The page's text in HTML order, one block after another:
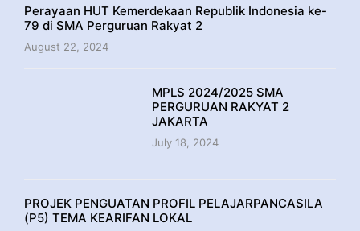
Perayaan HUT Kemerdekaan Republik Indonesia ke-
79 di SMA Perguruan Rakyat 2
August 22, 2024
MPLS 2024/2025 SMA
PERGURUAN RAKYAT 2
JAKARTA
July 18, 2024
PROJEK PENGUATAN PROFIL PELAJARPANCASILA
(P5) TEMA KEARIFAN LOKAL